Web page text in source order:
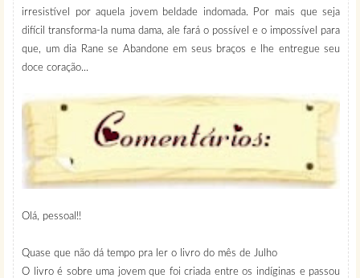
irresistível por aquela jovem beldade indomada. Por mais que seja
difícil transforma-la numa dama, ale fará o possível e o impossível para
que, um dia Rane se Abandone em seus braços e lhe entregue seu
doce coração...
Olá, pessoal!!
Quase que não dá tempo pra ler o livro do mês de Julho
O livro é sobre uma jovem que foi criada entre os indíginas e passou